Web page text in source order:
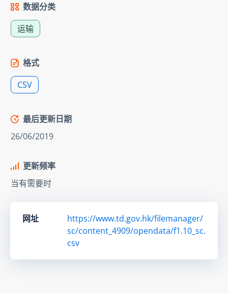
数据分类
运输
格式
CSV
最后更新日期
26/06/2019
更新频率
当有需要时
网址
https://www.td.gov.hk/filemanager/
sc/content_4909/opendata/f1.10_sc.
csv